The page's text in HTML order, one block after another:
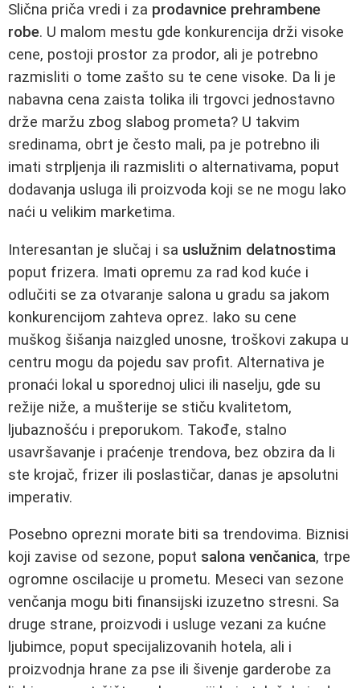
Slična priča vredi i za prodavnice prehrambene
robe. U malom mestu gde konkurencija drži visoke
cene, postoji prostor za prodor, ali je potrebno
razmisliti o tome zašto su te cene visoke. Da li je
nabavna cena zaista tolika ili trgovci jednostavno
drže maržu zbog slabog prometa? U takvim
sredinama, obrt je često mali, pa je potrebno ili
imati strpljenja ili razmisliti o alternativama, poput
dodavanja usluga ili proizvoda koji se ne mogu lako
naći u velikim marketima.
Interesantan je slučaj i sa uslužnim delatnostima
poput frizera. Imati opremu za rad kod kuće i
odlučiti se za otvaranje salona u gradu sa jakom
konkurencijom zahteva oprez. Iako su cene
muškog šišanja naizgled unosne, troškovi zakupa u
centru mogu da pojedu sav profit. Alternativa je
pronaći lokal u sporednoj ulici ili naselju, gde su
režije niže, a mušterije se stiču kvalitetom,
ljubaznošću i preporukom. Takođe, stalno
usavršavanje i praćenje trendova, bez obzira da li
ste krojač, frizer ili poslastičar, danas je apsolutni
imperativ.
Posebno oprezni morate biti sa trendovima. Biznisi
koji zavise od sezone, poput salona venčanica, trpe
ogromne oscilacije u prometu. Meseci van sezone
venčanja mogu biti finansijski izuzetno stresni. Sa
druge strane, proizvodi i usluge vezani za kućne
ljubimce, poput specijalizovanih hotela, ali i
proizvodnja hrane za pse ili šivenje garderobe za